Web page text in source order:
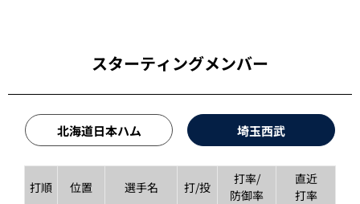
スターティングメンバー
北海道日本ハム 埼玉西武
打順 位置 選手名 打/投
打率/
防御率
直近
打率